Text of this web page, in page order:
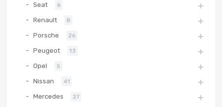
Seat 6
Renault 8
Porsche 26
Peugeot 13
Opel 5
Nissan 41
Mercedes 27